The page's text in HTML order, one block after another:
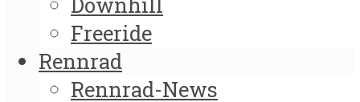
Freeride
Rennrad
Rennrad-News